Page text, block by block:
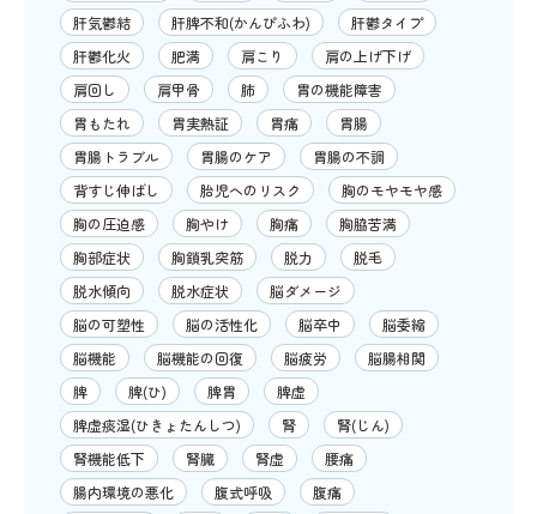
肝気鬱結
肝脾不和(かんぴふわ)
肝鬱タイプ
肝鬱化火
肥満 肩こり
肩の上げ下げ
肩回し
肩甲骨 肺
胃の機能障害
胃もたれ
胃実熱証 胃痛
胃腸
胃腸トラブル
胃腸のケア
胃腸の不調
背すじ伸ばし
胎児へのリスク
胸のモヤモヤ感
胸の圧迫感
胸やけ 胸痛
胸脇苦満
胸部症状
胸鎖乳突筋 脱力
脱毛
脱水傾向
脱水症状
脳ダメージ
脳の可塑性
脳の活性化 脳卒中
脳委縮
脳機能
脳機能の回復 脳疲労
脳腸相関
脾
脾(ひ) 脾胃
脾虚
脾虚痰湿(ひきょたんしつ)
腎
腎(じん)
腎機能低下
腎臓 腎虚
腰痛
腸内環境の悪化
腹式呼吸
腹痛